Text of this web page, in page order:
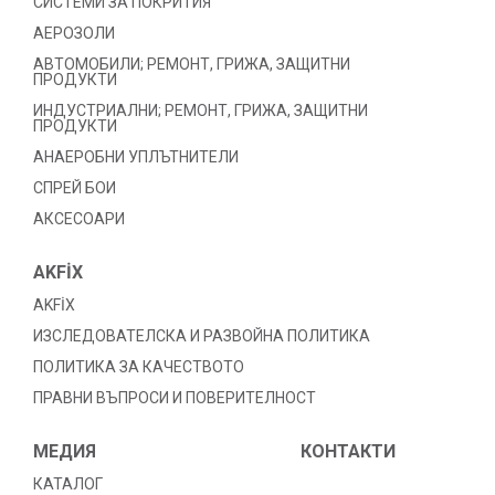
АЕРОЗОЛИ
АВТОМОБИЛИ; РЕМОНТ, ГРИЖА, ЗАЩИТНИ
ПРОДУКТИ
ИНДУСТРИАЛНИ; РЕМОНТ, ГРИЖА, ЗАЩИТНИ
ПРОДУКТИ
АНАЕРОБНИ УПЛЪТНИТЕЛИ
СПРЕЙ БОИ
АКСЕСОАРИ
AKFİX
AKFİX
ИЗСЛЕДОВАТЕЛСКА И РАЗВОЙНА ПОЛИТИКА
ПОЛИТИКА ЗА КАЧЕСТВОТО
ПРАВНИ ВЪПРОСИ И ПОВЕРИТЕЛНОСТ
МЕДИЯ
КАТАЛОГ
КОНТАКТИ